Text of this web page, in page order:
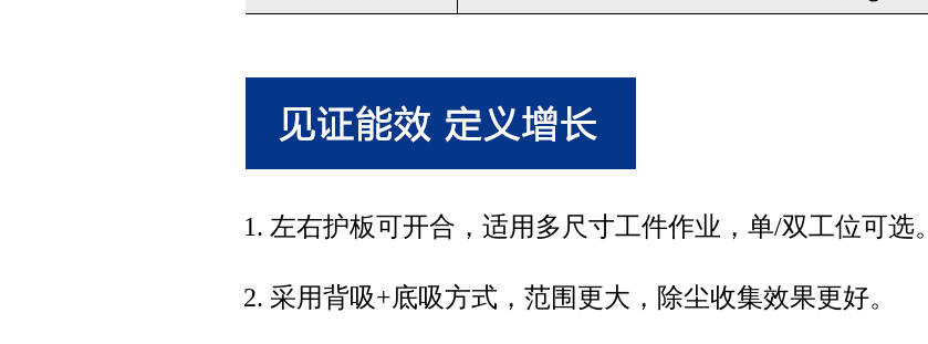
1. 左右护板可开合，适用多尺寸工件作业，单/双工位可选。
2. 采用背吸+底吸方式，范围更大，除尘收集效果更好。